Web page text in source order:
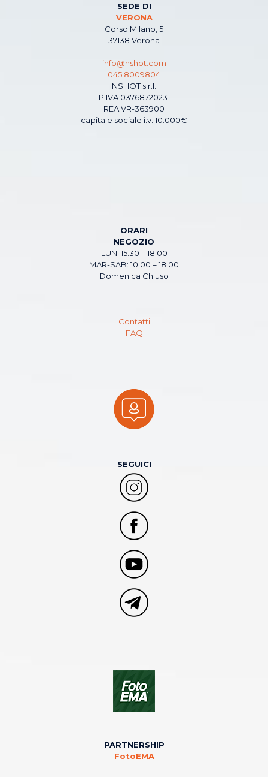
SEDE DI
VERONA
Corso Milano, 5
37138 Verona
info@nshot.com
045 8009804
NSHOT s.r.l.
P.IVA 03768720231
REA VR-363900
capitale sociale i.v. 10.000€
ORARI
NEGOZIO
LUN: 15.30 – 18.00
MAR-SAB: 10.00 – 18.00
Domenica Chiuso
Contatti
FAQ
SEGUICI
PARTNERSHIP
FotoEMA